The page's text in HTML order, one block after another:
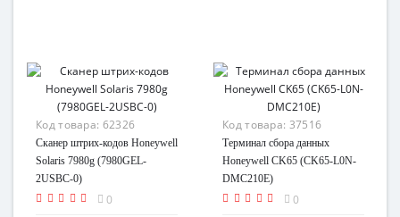
Код товара: 62326
Сканер штрих-кодов Honeywell
Solaris 7980g (7980GEL-
2USBC-0)
0
Код товара: 37516
Терминал сбора данных
Honeywell CK65 (CK65-L0N-
DMC210E)
0